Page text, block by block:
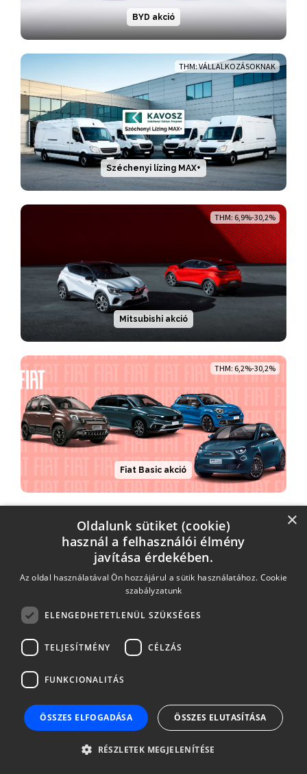
BYD akció
THM: VÁLLALKOZÁSOKNAK
Széchenyi lízing MAX+
THM: 6,9%-30,2%
Mitsubishi akció
THM: 6,2%-30,2%
Fiat Basic akció
THM: 5,9%-30,2%
Hyundai akció
×
Oldalunk sütiket (cookie)
használ a felhasználói élmény
javítása érdekében.
Az oldal használatával Ön hozzájárul a sütik használatához. Cookie
szabályzatunk
ELENGEDHETETLENÜL SZÜKSÉGES
TELJESÍTMÉNY CÉLZÁS
FUNKCIONALITÁS
ÖSSZES ELFOGADÁSA ÖSSZES ELUTASÍTÁSA
RÉSZLETEK MEGJELENÍTÉSE